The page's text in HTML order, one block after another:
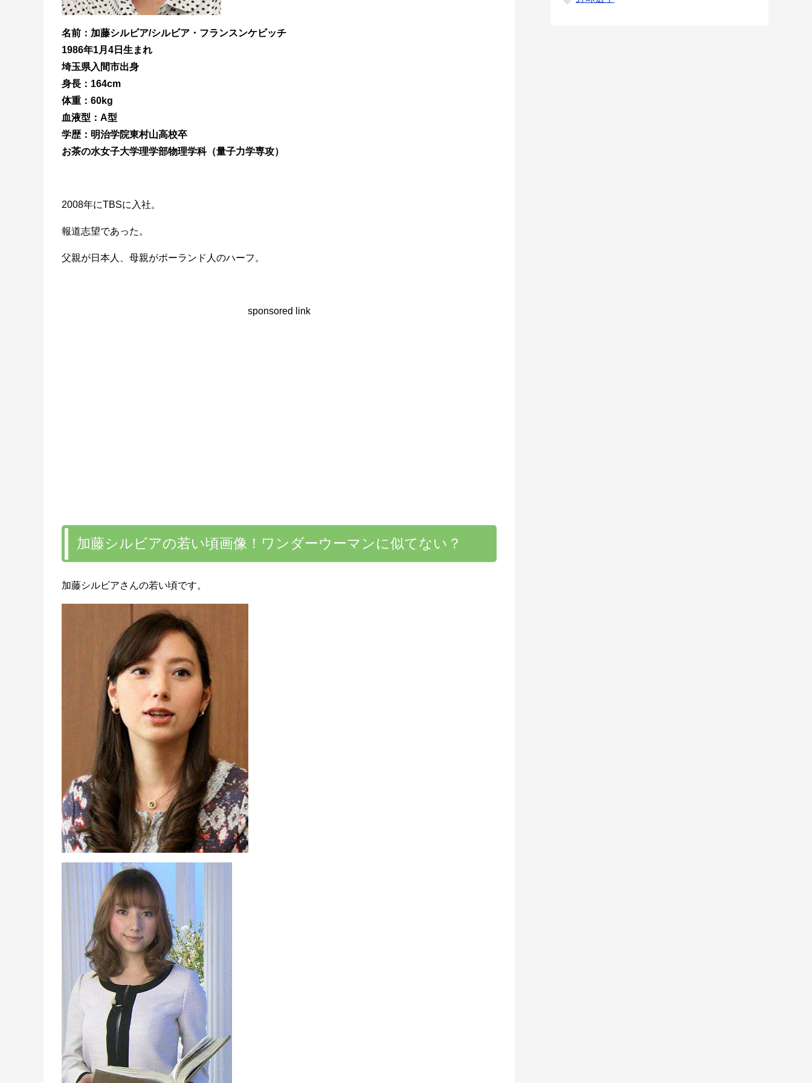
名前：加藤シルビア/シルビア・フランスンケビッチ
1986年1月4日生まれ
埼玉県入間市出身
身長：164cm
体重：60kg
血液型：A型
学歴：明治学院東村山高校卒
お茶の水女子大学理学部物理学科（量子力学専攻）
2008年にTBSに入社。
報道志望であった。
父親が日本人、母親がポーランド人のハーフ。
sponsored link
加藤シルビアの若い頃画像！ワンダーウーマンに似てない？
加藤シルビアさんの若い頃です。